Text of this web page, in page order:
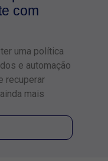
com
uma política
e automação
recuperar
mais